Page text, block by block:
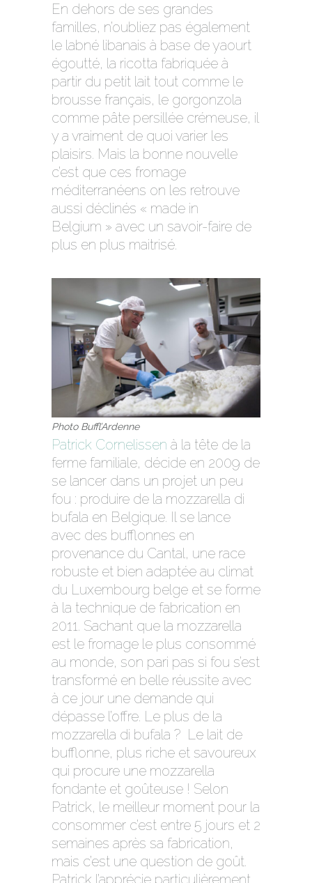
En dehors de ses grandes
familles, n’oubliez pas également
le labné libanais à base de yaourt
égoutté, la ricotta fabriquée à
partir du petit lait tout comme le
brousse français, le gorgonzola
comme pâte persillée crémeuse, il
y a vraiment de quoi varier les
plaisirs. Mais la bonne nouvelle
c’est que ces fromage
méditerranéens on les retrouve
aussi déclinés « made in
Belgium » avec un savoir-faire de
plus en plus maitrisé.
Photo Buffl’Ardenne
Patrick Cornelissen à la tête de la
ferme familiale, décide en 2009 de
se lancer dans un projet un peu
fou : produire de la mozzarella di
bufala en Belgique. Il se lance
avec des bufflonnes en
provenance du Cantal, une race
robuste et bien adaptée au climat
du Luxembourg belge et se forme
à la technique de fabrication en
2011. Sachant que la mozzarella
est le fromage le plus consommé
au monde, son pari pas si fou s’est
transformé en belle réussite avec
à ce jour une demande qui
dépasse l’offre. Le plus de la
mozzarella di bufala ? Le lait de
bufflonne, plus riche et savoureux
qui procure une mozzarella
fondante et goûteuse ! Selon
Patrick, le meilleur moment pour la
consommer c’est entre 5 jours et 2
semaines après sa fabrication,
mais c’est une question de goût.